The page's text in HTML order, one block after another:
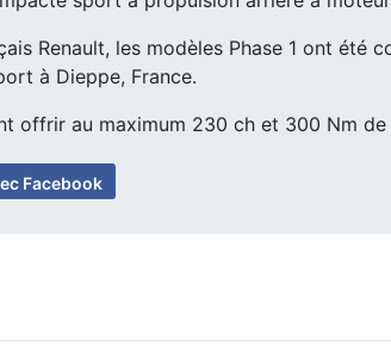
Renault, les modèles Phase 1 ont été
à Dieppe, France.
offrir au maximum 230 ch et 300 Nm
Facebook